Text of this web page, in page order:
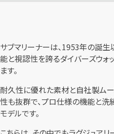
サブマリーナーは、1953年の誕
能と視認性を誇るダイバーズウォ
ます。
耐久性に優れた素材と自社製ム
性も抜群で、プロ仕様の機能と
モデルです。